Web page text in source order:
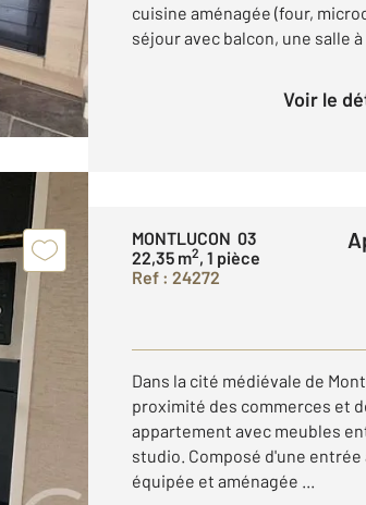
cuisine aménagée (four,
séjour avec balcon, une salle
Voir le
MONTLUCON 03
22,35 m2, 1 pièce
Ref : 24272
Dans la cité médiévale de
proximité des commerces et
appartement avec meubles
studio. Composé d'une
équipée et aménagée ...